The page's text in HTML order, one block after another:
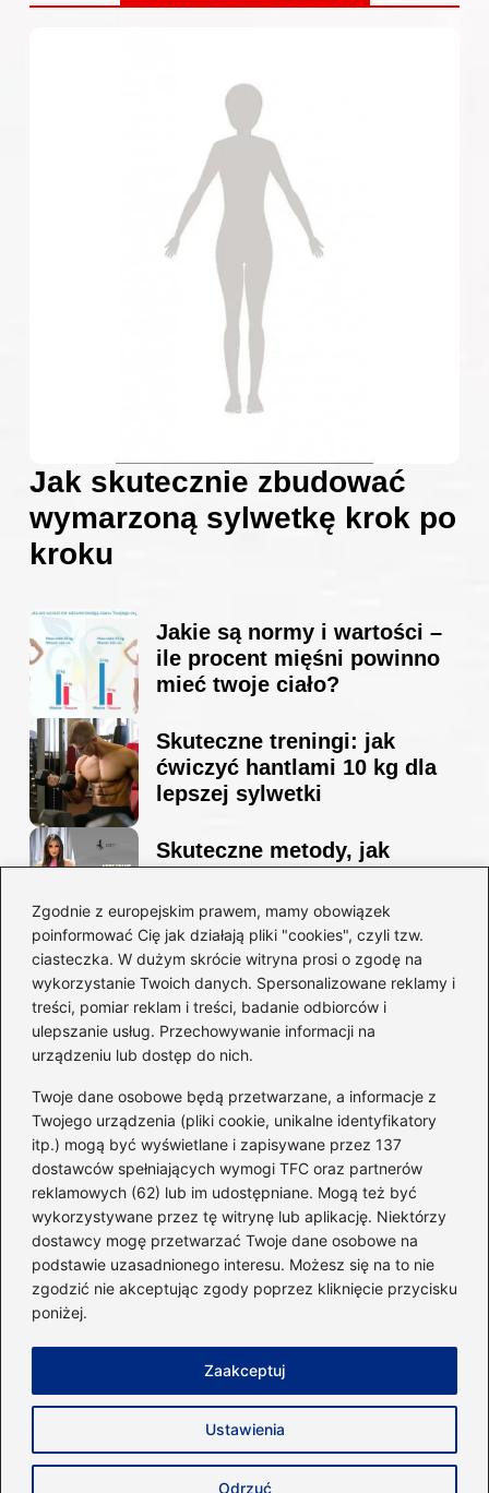
Zgodnie z europejskim prawem, mamy obowiązek
poinformować Cię jak działają pliki "cookies", czyli tzw.
ciasteczka. W dużym skrócie witryna prosi o zgodę na
wykorzystanie Twoich danych. Spersonalizowane reklamy i
treści, pomiar reklam i treści, badanie odbiorców i
ulepszanie usług. Przechowywanie informacji na
urządzeniu lub dostęp do nich.
Twoje dane osobowe będą przetwarzane, a informacje z
Twojego urządzenia (pliki cookie, unikalne identyfikatory
itp.) mogą być wyświetlane i zapisywane przez 137
dostawców spełniających wymogi TFC oraz partnerów
reklamowych (62) lub im udostępniane. Mogą też być
wykorzystywane przez tę witrynę lub aplikację. Niektórzy
dostawcy mogę przetwarzać Twoje dane osobowe na
podstawie uzasadnionego interesu. Możesz się na to nie
zgodzić nie akceptując zgody poprzez kliknięcie przycisku
poniżej.
Ustawienia
Odrzuć
Zaakceptuj
Jak skutecznie zbudować
wymarzoną sylwetkę krok po
kroku
Jakie są normy i wartości –
ile procent mięśni powinno
mieć twoje ciało?
Skuteczne treningi: jak
ćwiczyć hantlami 10 kg dla
lepszej sylwetki
Skuteczne metody, jak
sylwetkę w zaledwie 90 dni
Idealny garnitur: jak dobrać
go do swojej sylwetki?
Kategorie
Dieta i kalorie(221)
Fitness(236)
Siłownia(101)
Sport(60)
Sprzęt i akcesoria(25)
Suplementy(38)
Copyright © 2026 40minut.pl
Zasady użytkowania
Napisz do nas